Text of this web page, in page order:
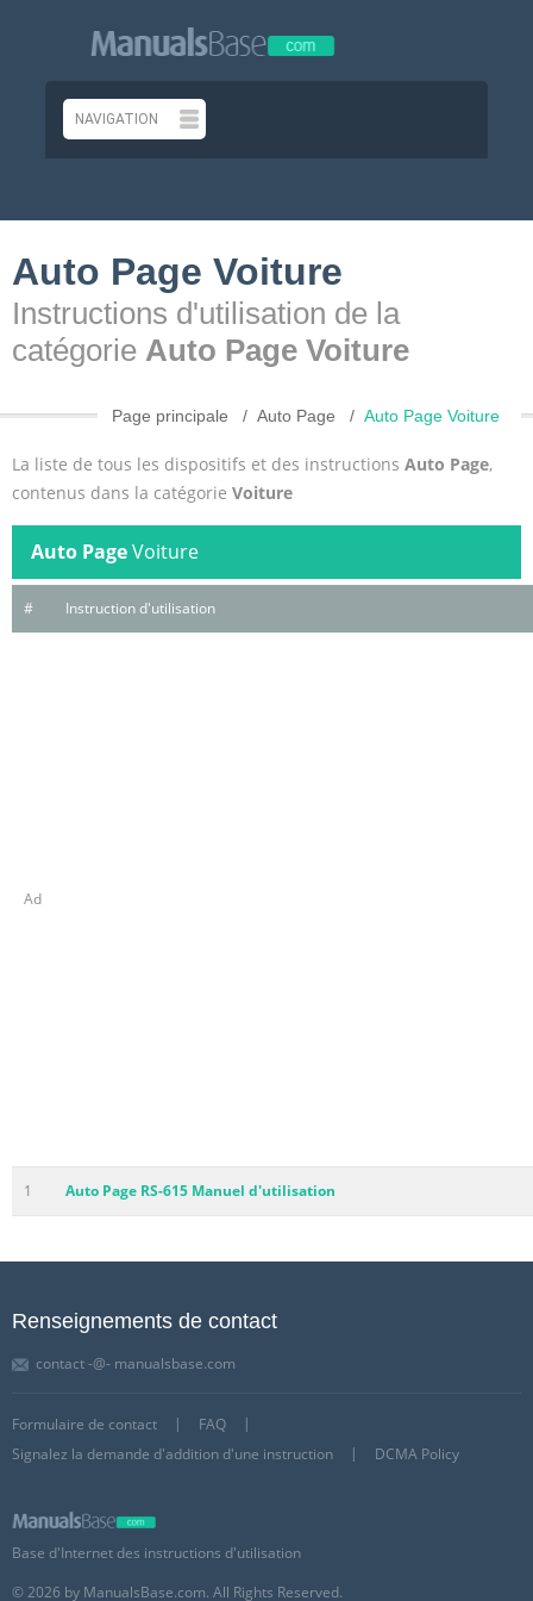
Auto Page Voiture
Instructions d'utilisation de la
catégorie Auto Page Voiture
Page principale Auto Page Auto Page Voiture
La liste de tous les dispositifs et des instructions Auto Page,
contenus dans la catégorie Voiture
Auto PageVoiture
# Instruction d'utilisation
Ad
1 Auto Page RS-615 Manuel d'utilisation
Renseignements de contact
contact -@- manualsbase.com
Formulaire de contact
FAQ
Signalez la demande d'addition d'une instruction
DCMA Policy
Base d'Internet des instructions d'utilisation
© 2026 by ManualsBase.com. All Rights Reserved.